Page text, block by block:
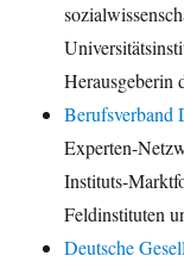
Herausgeberin
Berufsverband
Experten-
Instituts-
Feldinstituten
Deutsche